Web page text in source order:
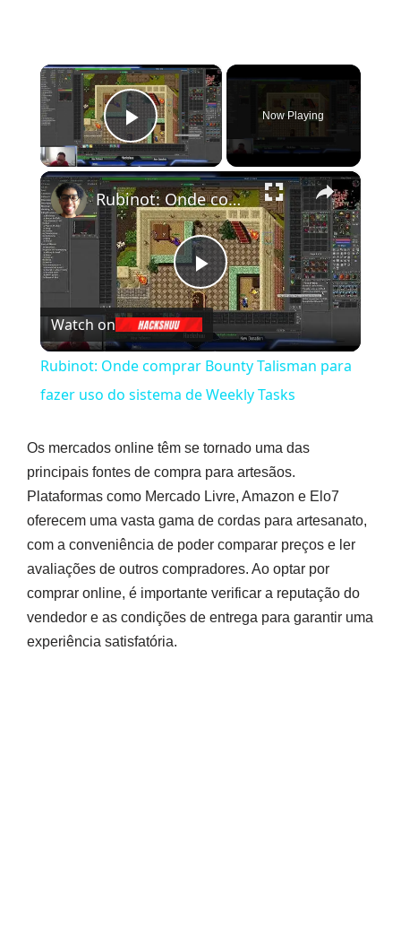
×
Play Video
Now Playing
×
Play
Video
Rubinot: Onde comprar Bounty Talisman para fazer uso do sistema de Weekly Tasks
Watch on
Rubinot: Onde comprar Bounty Talisman para
fazer uso do sistema de Weekly Tasks
Os mercados online têm se tornado uma das
principais fontes de compra para artesãos.
Plataformas como Mercado Livre, Amazon e Elo7
oferecem uma vasta gama de cordas para artesanato,
com a conveniência de poder comparar preços e ler
avaliações de outros compradores. Ao optar por
comprar online, é importante verificar a reputação do
vendedor e as condições de entrega para garantir uma
experiência satisfatória.